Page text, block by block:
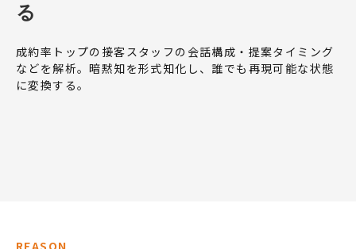
る
成約率トップの接客スタッフの会話構成・提案タイミング
などを解析。暗黙知を形式知化し、誰でも再現可能な状態
に変換する。
REASON